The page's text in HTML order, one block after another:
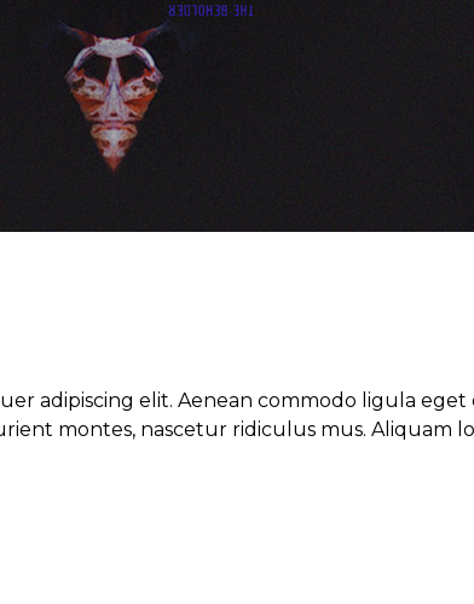
adipiscing elit. Aenean commodo ligula eget
montes, nascetur ridiculus mus. Aliquam